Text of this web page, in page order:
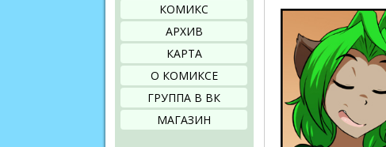
КОМИКС
АРХИВ
КАРТА
О КОМИКСЕ
ГРУППА В ВК
МАГАЗИН